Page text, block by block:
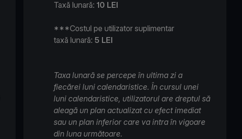
Taxă lunară: 10 LEI
***Costul pe utilizator suplimentar
taxă lunară: 5 LEI
Taxa lunară se percepe în ultima zi a
fiecărei luni calendaristice. În cursul unei
luni calendaristice, utilizatorul are dreptul să
aleagă un plan actualizat cu efect imediat
sau un plan inferior care va intra în vigoare
din luna următoare.